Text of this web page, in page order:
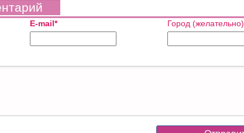
E-mail* Город (желательно)